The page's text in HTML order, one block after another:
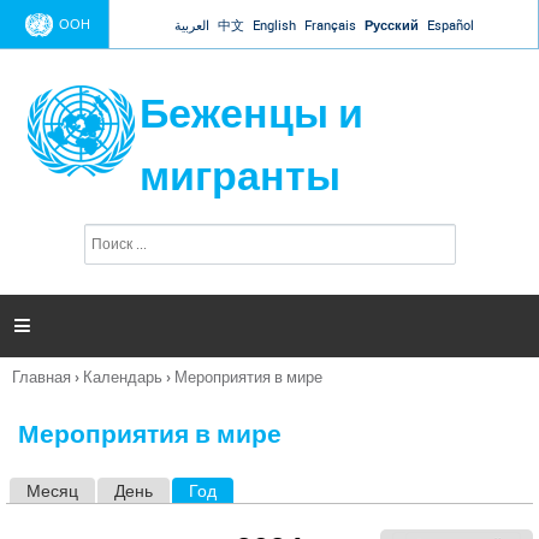
Jump to navigation
ООН العربية 中文 English Français Русский Español
Беженцы и
мигранты
п
и

Вы
Главная › Календарь › Мероприятия в мире
Мероприятия в мире
Месяц День Год